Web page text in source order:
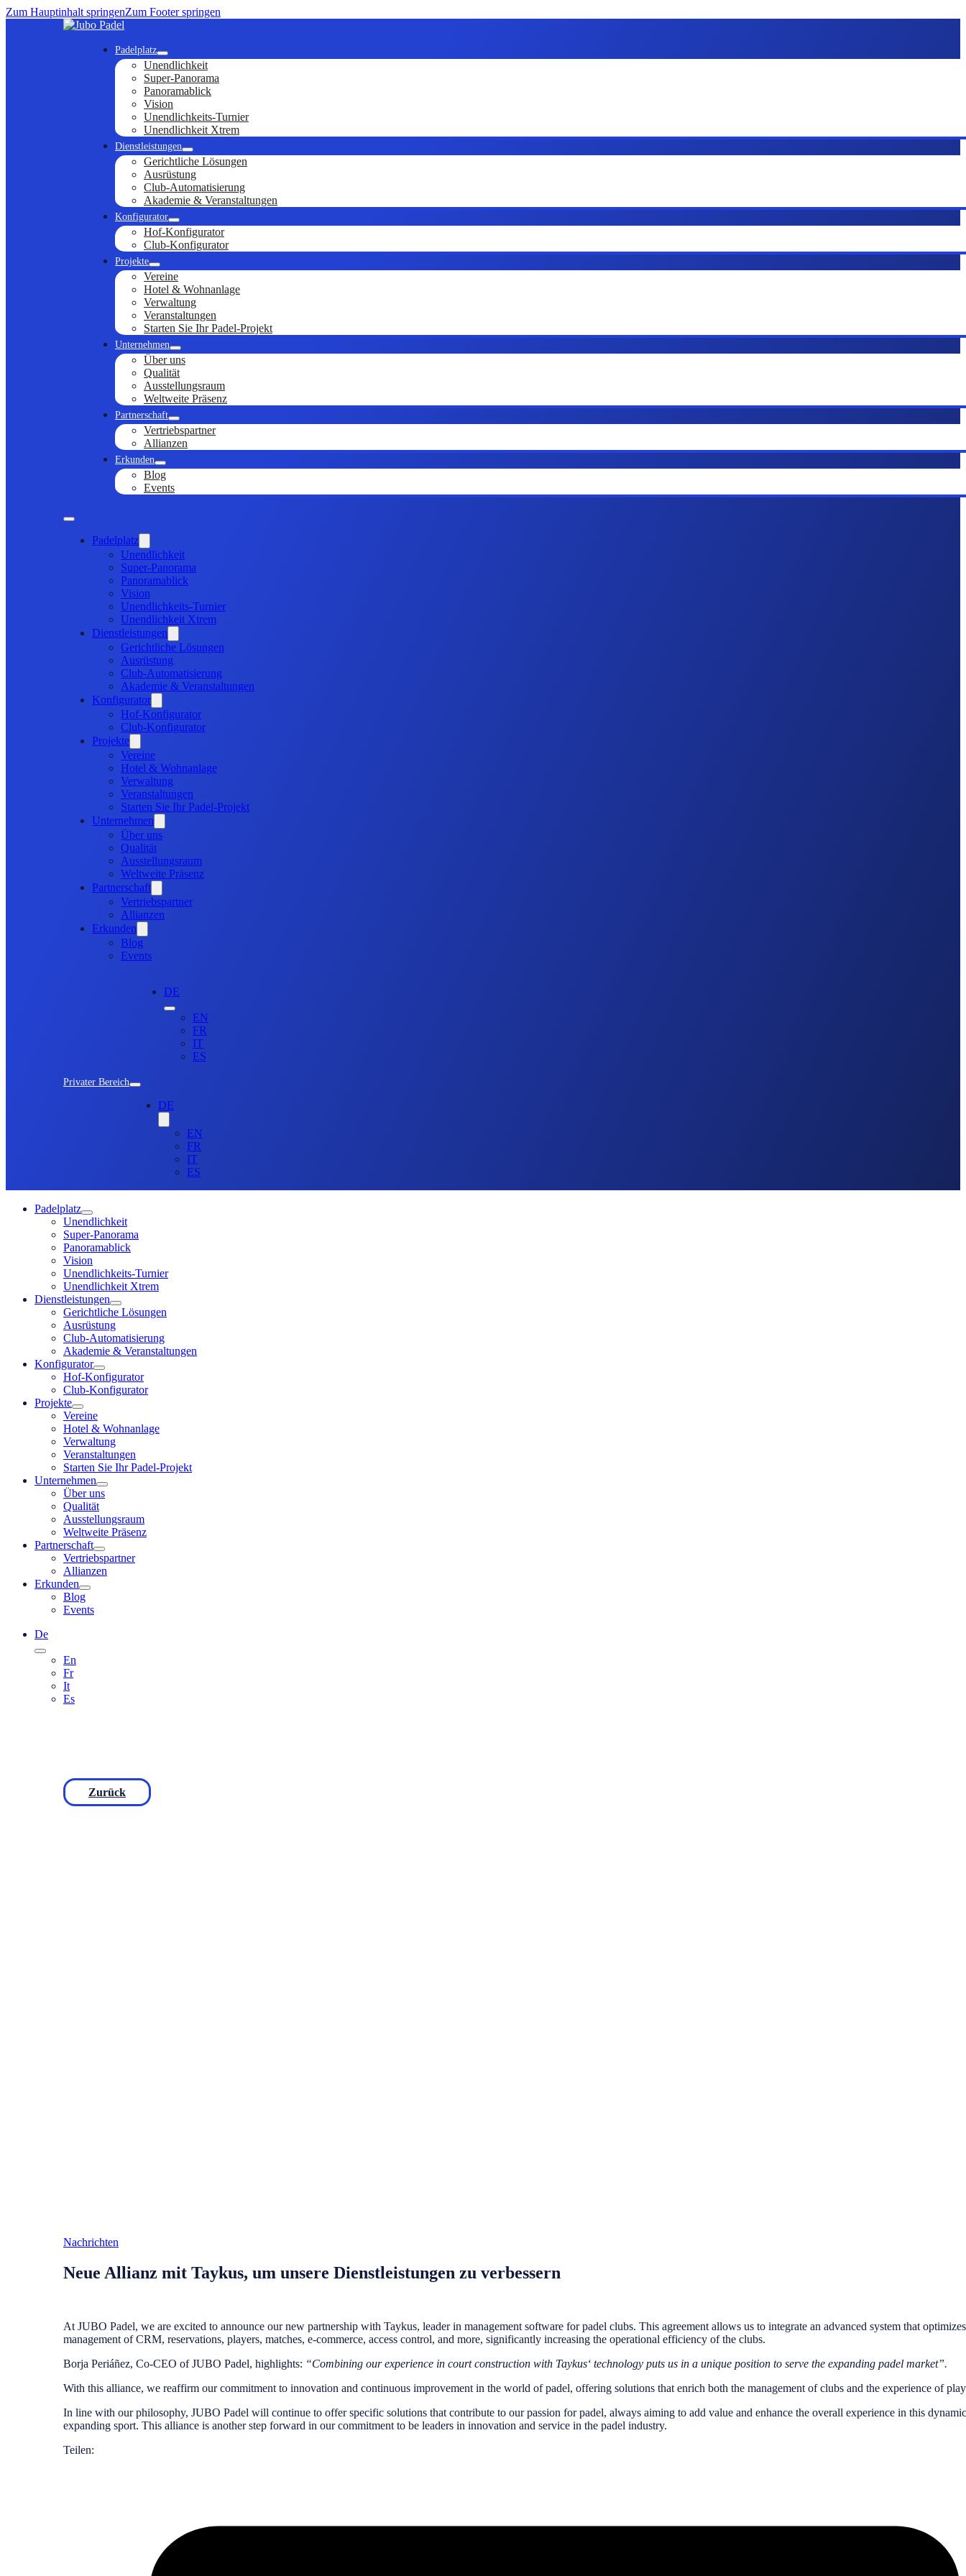
Zum Hauptinhalt springenZum Footer springen
Padelplatz
Unendlichkeit
Super-Panorama
Panoramablick
Vision
Unendlichkeits-Turnier
Unendlichkeit Xtrem
Dienstleistungen
Gerichtliche Lösungen
Ausrüstung
Club-Automatisierung
Akademie & Veranstaltungen
Konfigurator
Hof-Konfigurator
Club-Konfigurator
Projekte
Vereine
Hotel & Wohnanlage
Verwaltung
Veranstaltungen
Starten Sie Ihr Padel-Projekt
Unternehmen
Über uns
Qualität
Ausstellungsraum
Weltweite Präsenz
Partnerschaft
Vertriebspartner
Allianzen
Erkunden
Blog
Events
Padelplatz
Unendlichkeit
Super-Panorama
Panoramablick
Vision
Unendlichkeits-Turnier
Unendlichkeit Xtrem
Dienstleistungen
Gerichtliche Lösungen
Ausrüstung
Club-Automatisierung
Akademie & Veranstaltungen
Konfigurator
Hof-Konfigurator
Club-Konfigurator
Projekte
Vereine
Hotel & Wohnanlage
Verwaltung
Veranstaltungen
Starten Sie Ihr Padel-Projekt
Unternehmen
Über uns
Qualität
Ausstellungsraum
Weltweite Präsenz
Partnerschaft
Vertriebspartner
Allianzen
Erkunden
Blog
Events
Privater Bereich
DE
EN
FR
IT
ES
DE
EN
FR
IT
ES
Padelplatz
Unendlichkeit
Super-Panorama
Panoramablick
Vision
Unendlichkeits-Turnier
Unendlichkeit Xtrem
Dienstleistungen
Gerichtliche Lösungen
Ausrüstung
Club-Automatisierung
Akademie & Veranstaltungen
Konfigurator
Hof-Konfigurator
Club-Konfigurator
Projekte
Vereine
Hotel & Wohnanlage
Verwaltung
Veranstaltungen
Starten Sie Ihr Padel-Projekt
Unternehmen
Über uns
Qualität
Ausstellungsraum
Weltweite Präsenz
Partnerschaft
Vertriebspartner
Allianzen
Erkunden
Blog
Events
De
En
Fr
It
Es
Zurück
Nachrichten
Neue Allianz mit Taykus, um unsere Dienstleistungen zu verbessern
At JUBO Padel, we are excited to announce our new partnership with Taykus, leader in management software for padel clubs. This agreement allows us to integrate an advanced system that
management of CRM, reservations, players, matches, e-commerce, access control, and more, significantly increasing the operational efficiency of the clubs.
Borja Periáñez, Co-CEO of JUBO Padel, highlights: “Combining our experience in court construction with Taykus‘ technology puts us in a unique position to serve the expanding padel market”.
With this alliance, we reaffirm our commitment to innovation and continuous improvement in the world of padel, offering solutions that enrich both the management of clubs and the experience of
In line with our philosophy, JUBO Padel will continue to offer specific solutions that contribute to our passion for padel, always aiming to add value and enhance the overall experience in this
expanding sport. This alliance is another step forward in our commitment to be leaders in innovation and service in the padel industry.
Teilen: